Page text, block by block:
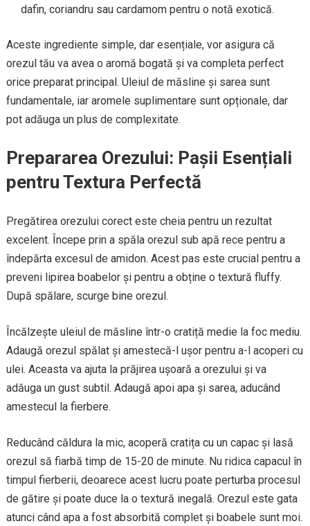
dafin, coriandru sau cardamom pentru o notă exotică.
Aceste ingrediente simple, dar esențiale, vor asigura că
orezul tău va avea o aromă bogată și va completa perfect
orice preparat principal. Uleiul de măsline și sarea sunt
fundamentale, iar aromele suplimentare sunt opționale, dar
pot adăuga un plus de complexitate.
Prepararea Orezului: Pașii Esențiali
pentru Textura Perfectă
Pregătirea orezului corect este cheia pentru un rezultat
excelent. Începe prin a spăla orezul sub apă rece pentru a
îndepărta excesul de amidon. Acest pas este crucial pentru a
preveni lipirea boabelor și pentru a obține o textură fluffy.
După spălare, scurge bine orezul.
Încălzește uleiul de măsline într-o cratiță medie la foc mediu.
Adaugă orezul spălat și amestecă-l ușor pentru a-l acoperi cu
ulei. Aceasta va ajuta la prăjirea ușoară a orezului și va
adăuga un gust subtil. Adaugă apoi apa și sarea, aducând
amestecul la fierbere.
Reducând căldura la mic, acoperă cratița cu un capac și lasă
orezul să fiarbă timp de 15-20 de minute. Nu ridica capacul în
timpul fierberii, deoarece acest lucru poate perturba procesul
de gătire și poate duce la o textură inegală. Orezul este gata
atunci când apa a fost absorbită complet și boabele sunt moi.